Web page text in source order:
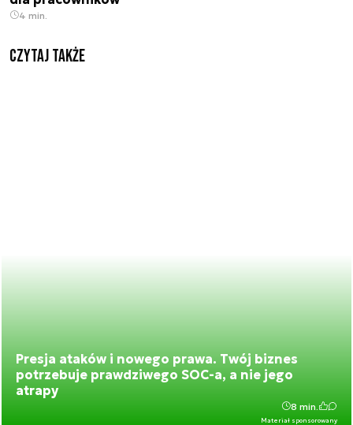
4 min.
Czytaj także
Presja ataków i nowego prawa. Twój biznes
potrzebuje prawdziwego SOC-a, a nie jego
atrapy
Materiał sponsorowany
8 min.